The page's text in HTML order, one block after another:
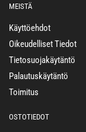
MEISTÄ
Käyttöehdot
Oikeudelliset Tiedot
Tietosuojakäytäntö
Palautuskäytäntö
Toimitus
OSTOTIEDOT